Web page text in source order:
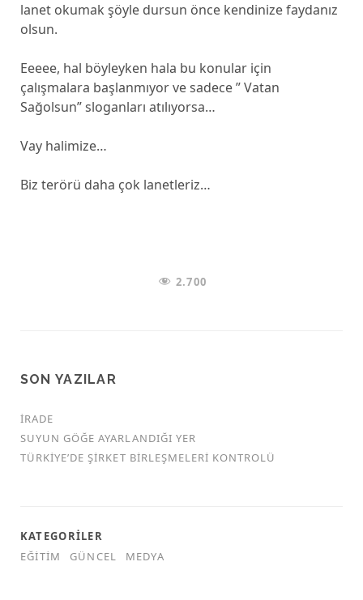
lanet okumak şöyle dursun önce kendinize faydanız
olsun.
Eeeee, hal böyleyken hala bu konular için
çalışmalara başlanmıyor ve sadece ” Vatan
Sağolsun” sloganları atılıyorsa…
Vay halimize…
Biz terörü daha çok lanetleriz…
2.700
SON YAZILAR
İRADE
SUYUN GÖĞE AYARLANDIĞI YER
TÜRKİYE’DE ŞİRKET BİRLEŞMELERİ KONTROLÜ
KATEGORILER
EĞITIM
GÜNCEL MEDYA